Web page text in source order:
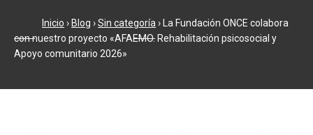
Inicio › Blog ›Sin categoría ›
La Fundación ONCE colabora
con nuestro proyecto «AFAEMO. Rehabilitación psicosocial y
Apoyo comunitario 2026»